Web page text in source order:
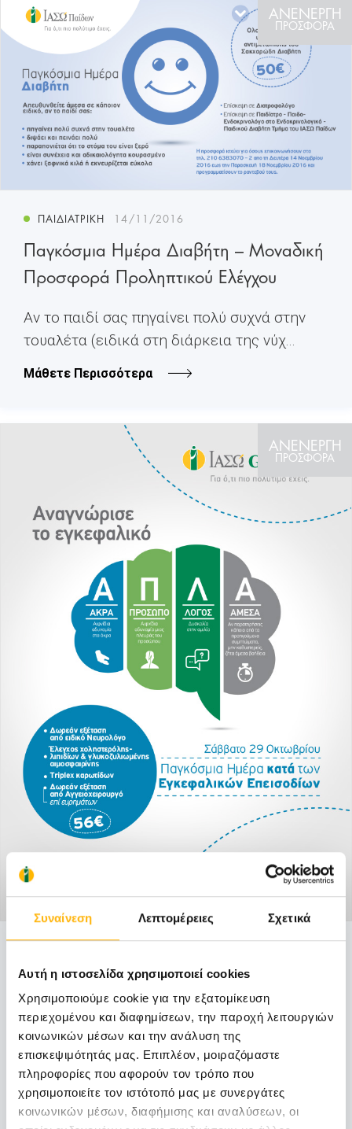
Συναίνεση Λεπτομέρειες Σχετικά
Αυτή η ιστοσελίδα χρησιμοποιεί cookies
Χρησιμοποιούμε cookie για την εξατομίκευση
περιεχομένου και διαφημίσεων, την παροχή λειτουργιών
κοινωνικών μέσων και την ανάλυση της
επισκεψιμότητάς μας. Επιπλέον, μοιραζόμαστε
πληροφορίες που αφορούν τον τρόπο που
χρησιμοποιείτε τον ιστότοπό μας με συνεργάτες
κοινωνικών μέσων, διαφήμισης και αναλύσεων, οι
ΑΝΕΝΕΡΓΗ
ΠΡΟΣΦΟΡΑ
ΠΑΙΔΙΑΤΡΙΚΉ 14/11/2016
Παγκόσμια Ημέρα Διαβήτη – Μοναδική
Προσφορά Προληπτικού Ελέγχου
Αν το παιδί σας πηγαίνει πολύ συχνά στην
τουαλέτα (ειδικά στη διάρκεια της νύχ...
Μάθετε Περισσότερα
ΑΝΕΝΕΡΓΗ
ΠΡΟΣΦΟΡΑ
Εγκεφαλικό επεισόδιο - Ολοκληρωμένος
προληπτικός έλεγχος σε προνομιακή τιμή
Με αφορμή την Παγκόσμια Ημέρα κατά των
Εγκεφαλικών Επεισοδίων (29 Οκτωβρίου) κ...
Μάθετε Περισσότερα